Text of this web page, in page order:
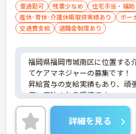
車通勤可 残業少なめ 住宅手当・補助
産休･育休･介護休暇取得実績あり
ボー
交通費支給
退職金制度あり
福岡県福岡市城南区に位置する
てケアマネジャーの募集です！
昇給賞与の支給実績もあり、頑
価に反映される環境です。
ご興味ある方には、面接対策ポ
詳細をお話しいたしますのでお
い！
詳細を見る